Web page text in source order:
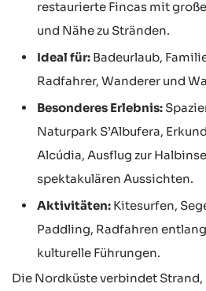
restaurierte Fincas mit
und Nähe zu Stränden.
Ideal für: Badeurlaub,
Radfahrer, Wanderer und
Besonderes Erlebnis:
Naturpark S’Albufera,
Alcúdia, Ausflug zur
spektakulären Aussichten.
Aktivitäten: Kitesurfen,
Paddling, Radfahren
kulturelle Führungen.
Die Nordküste verbindet